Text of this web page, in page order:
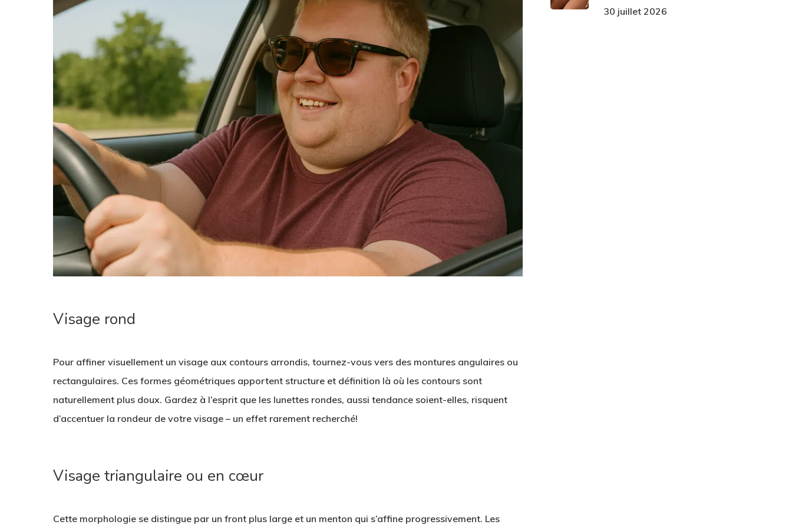
Visage rond
Pour affiner visuellement un visage aux contours arrondis, tournez-vous vers des montures angulaires ou
rectangulaires. Ces formes géométriques apportent structure et définition là où les contours sont
naturellement plus doux. Gardez à l’esprit que les lunettes rondes, aussi tendance soient-elles, risquent
d’accentuer la rondeur de votre visage – un effet rarement recherché!
Visage triangulaire ou en cœur
Cette morphologie se distingue par un front plus large et un menton qui s’affine progressivement. Les
30 juillet 2026